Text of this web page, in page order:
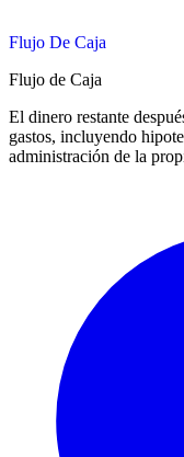
Flujo De Caja
Flujo de Caja
El dinero restante
gastos, incluyendo
administración de la